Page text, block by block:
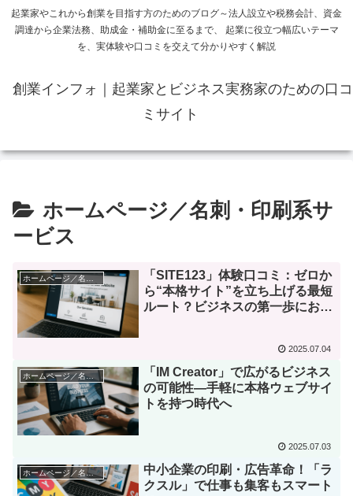
起業家やこれから創業を目指す方のためのブログ～法人設立や税務会計、資金
調達から企業法務、助成金・補助金に至るまで、 起業に役立つ幅広いテーマ
を、実体験や口コミを交えて分かりやすく解説
創業インフォ｜起業家とビジネス実務家のための口コ
ミサイト
ホームページ／名刺・印刷系サ
ービス
ホームページ／名刺・印刷系サービス
「SITE123」体験口コミ：ゼロか
ら“本格サイト”を立ち上げる最短
ルート？ビジネスの第一歩におす
2025.07.04
ホームページ／名刺・印刷系サービス
「IM Creator」で広がるビジネス
の可能性―手軽に本格ウェブサイ
トを持つ時代へ
2025.07.03
ホームページ／名刺・印刷系サービス
中小企業の印刷・広告革命！「ラ
クスル」で仕事も集客もスマート